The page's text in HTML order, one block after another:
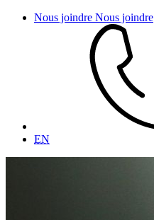
Nous joindre Nous joindre
EN